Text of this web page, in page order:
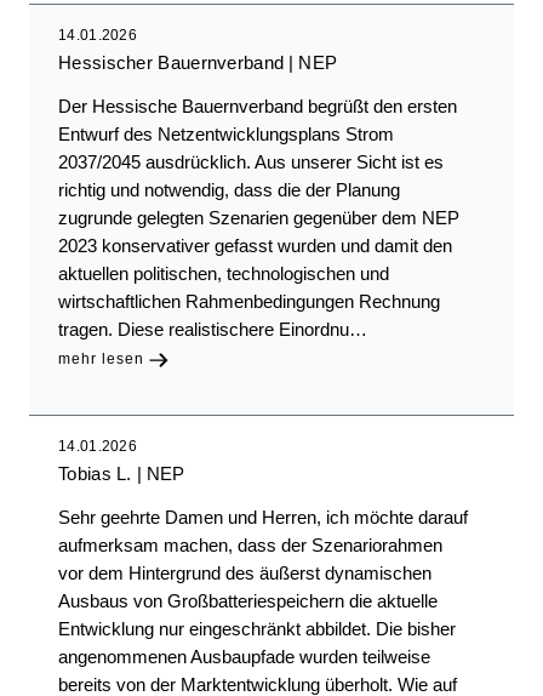
14.01.2026
Hessischer Bauernverband NEP
Der Hessische Bauernverband begrüßt den ersten
Entwurf des Netzentwicklungsplans Strom
2037/2045 ausdrücklich. Aus unserer Sicht ist es
richtig und notwendig, dass die der Planung
zugrunde gelegten Szenarien gegenüber dem NEP
2023 konservativer gefasst wurden und damit den
aktuellen politischen, technologischen und
wirtschaftlichen Rahmenbedingungen Rechnung
tragen. Diese realistischere Einordnu…
mehr lesen
14.01.2026
Tobias L. NEP
Sehr geehrte Damen und Herren, ich möchte darauf
aufmerksam machen, dass der Szenariorahmen
vor dem Hintergrund des äußerst dynamischen
Ausbaus von Großbatteriespeichern die aktuelle
Entwicklung nur eingeschränkt abbildet. Die bisher
angenommenen Ausbaupfade wurden teilweise
bereits von der Marktentwicklung überholt. Wie auf